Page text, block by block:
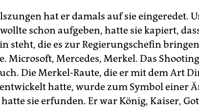
hat er damals auf sie eingeredet.
schon aufgeben, hatte sie kapiert,
steht, die es zur Regierungschefin
Microsoft, Mercedes, Merkel. Das
Die Merkel-Raute, die er mit dem Art
hatte, wurde zum Symbol einer
sie erfunden. Er war König, Kaiser,